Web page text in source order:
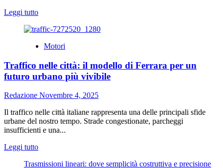
Leggi tuttoLeggi
più
Dormire
dopo
i
70
anni:
il
segreto
per
un
sereno
Motori
Traffico nelle città: il modello di Ferrara per un
futuro urbano più vivibile
Redazione Novembre 4, 2025
Il traffico nelle città italiane rappresenta una delle principali sfide
urbane del nostro tempo. Strade congestionate, parcheggi
insufficienti e una...
Leggi tuttoLeggi
più
Trasmissioni lineari: dove semplicità costruttiva e precisione